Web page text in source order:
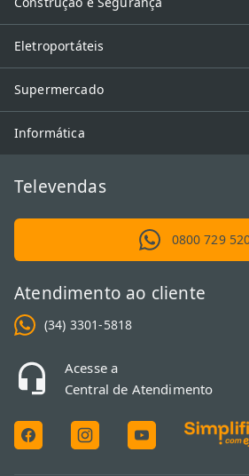
Eletroportáteis
Supermercado
Informática
Televendas
0800 729
Atendimento ao cliente
(34) 3301-5818
Acesse a
Central de Atendimento